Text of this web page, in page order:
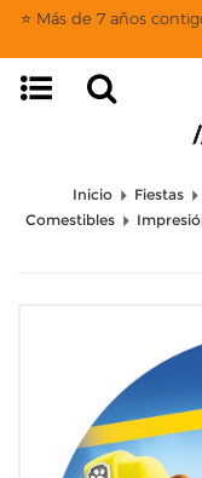
⭐ Más de 7 años
Inicio Fiestas
Comestibles